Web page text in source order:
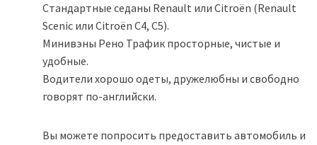
Стандартные седаны Renault или Citroën (Renault
Scenic или Citroën C4, C5).
Минивэны Рено Трафик просторные, чистые и
удобные.
Водители хорошо одеты, дружелюбны и свободно
говорят по-английски.
Вы можете попросить предоставить автомобиль и